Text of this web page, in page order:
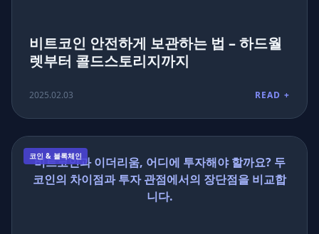
비트코인 안전하게 보관하는 법 – 하드월
렛부터 콜드스토리지까지
2025.02.03 READ +
비트코인과 이더리움, 어디에 투자해야 할까요? 두
코인의 차이점과 투자 관점에서의 장단점을 비교합
니다.
코인 & 블록체인